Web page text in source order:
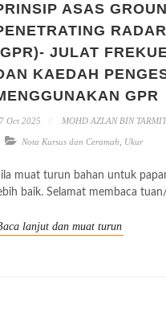
ASAS
RADAR
JULAT
KAEDAH
GPR
Oct 2025 MOHD AZLAN BIN
Nota Kursus dan Ceramah Ukur
muat turun bahan untuk
baik. Selamat membaca
lanjut dan muat turun